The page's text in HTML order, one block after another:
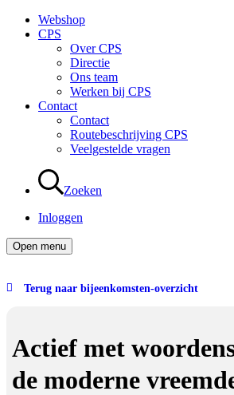
Webshop
CPS
Over CPS
Directie
Ons team
Werken bij CPS
Contact
Contact
Routebeschrijving CPS
Veelgestelde vragen
Zoeken
Inloggen
Open menu
Terug naar bijeenkomsten-overzicht
Actief met
de moderne